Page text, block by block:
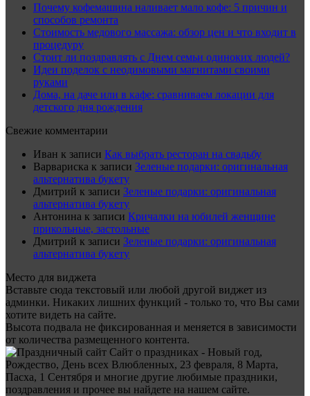
Почему кофемашина наливает мало кофе: 5 причин и
способов ремонта
Стоимость медового массажа: обзор цен и что входит в
процедуру
Стоит ли поздравлять с Днем семьи одиноких людей?
Идеи поделок с неодимовыми магнитами своими
руками
Дома, на даче или в кафе: сравниваем локации для
детского дня рождения
Свежие комментарии
Иван к записи Как выбрать ресторан на свадьбу
Варвариска к записи Зеленые подарки: оригинальная
альтернатива букету
Дмитрий к записи Зеленые подарки: оригинальная
альтернатива букету
Антонина к записи Кричалки на юбилей женщине
прикольные, застольные
Дмитрий к записи Зеленые подарки: оригинальная
альтернатива букету
Место для виджета
Вставьте сюда текстовый или любой другой виджет из
админки. Никаких лишних функций - только то, что Вы сами
хотите видеть на сайте.
Высота подвала не фиксированная и меняется в зависимости
от количества размещенного контента.
Сайт о праздниках - Новый год,
Рождество, День всех Влюбленных, 23 февраля, 8 Марта,
Пасха, 1 Сентября и многие другие любимые праздники,
поздравления и прочее вы найдете на нашем сайте.